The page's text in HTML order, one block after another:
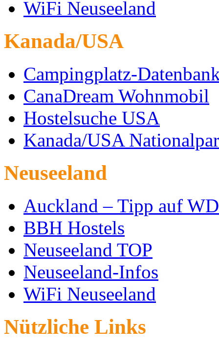
WiFi Neuseeland
Kanada/USA
Campingplatz-
CanaDream Wohnmobil
Hostelsuche USA
Kanada/USA
Neuseeland
Auckland – Tipp auf
BBH Hostels
Neuseeland TOP
Neuseeland-Infos
WiFi Neuseeland
Nützliche Links